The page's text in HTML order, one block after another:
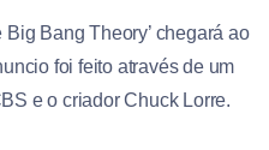
Bang Theory’ chegará ao
foi feito através de um
e o criador Chuck Lorre.